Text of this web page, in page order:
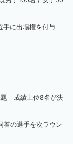
に出場権を付与
題 成績上位8名が決
着の選手を次ラウン